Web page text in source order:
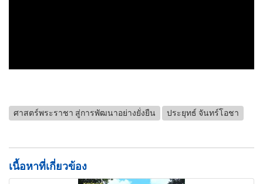
ศาสตร์พระราชา สู่การพัฒนาอย่างยั่งยืน ประยุทธ์ จันทร์โอชา
เนื้อหาที่เกี่ยวข้อง